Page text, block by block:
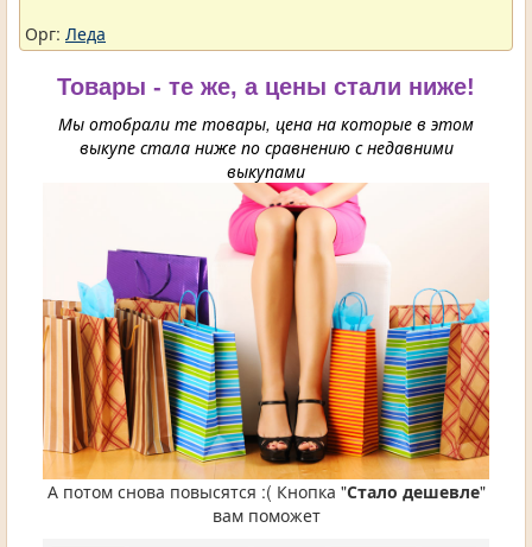
Орг: Леда
Товары - те же, а цены стали ниже!
Мы отобрали те товары, цена на которые в этом
выкупе стала ниже по сравнению с недавними
выкупами
А потом снова повысятся :( Кнопка "Стало дешевле"
вам поможет